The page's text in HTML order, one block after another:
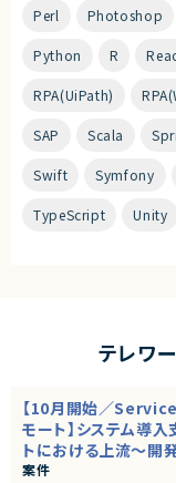
Perl Photoshop
Python R
RPA(UiPath)
SAP Scala
Swift Symfony
TypeScript Unity
テレワ
【10月開始／
モート】システム導
トにおける上流～開
案件